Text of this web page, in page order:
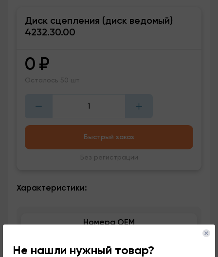
Не нашли нужный товар?
Диск сцепления (диск ведомый)
4232.30.00
0 ₽
Осталось 50 шт
Быстрый заказ
Без регистрации
Характеристики:
Номера OEM
Применяемость